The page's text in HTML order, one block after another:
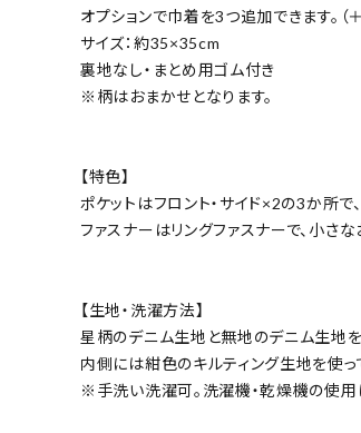
オプションで巾着を3つ追加できます。（
サイズ：約35×35cm
裏地なし・まとめ用ゴム付き
※柄はおまかせとなります。
【特色】
ポケットはフロント・サイド×2の3か所で
ファスナーはリングファスナーで、小さ
【生地・洗濯方法】
星柄のデニム生地と無地のデニム生地を
内側には紺色のキルティング生地を使っ
※手洗い洗濯可。洗濯機・乾燥機の使用